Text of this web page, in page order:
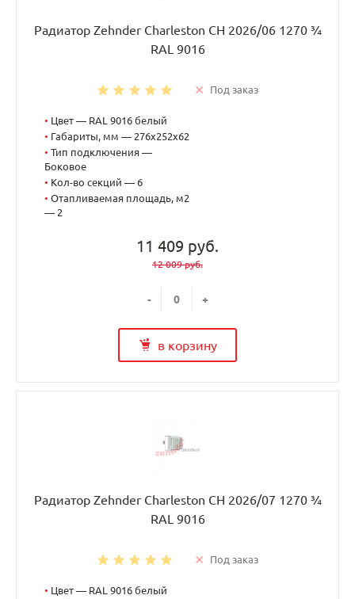
Радиатор Zehnder Charleston CH 2026/06 1270 ¾
RAL 9016
Под заказ
• Цвет — RAL 9016 белый
• Габариты, мм — 276x252x62
• Тип подключения —
Боковое
• Кол-во секций — 6
• Отапливаемая площадь, м2
— 2
11 409 руб.
12 009 руб.
- +
в корзину
Радиатор Zehnder Charleston CH 2026/07 1270 ¾
RAL 9016
Под заказ
• Цвет — RAL 9016 белый